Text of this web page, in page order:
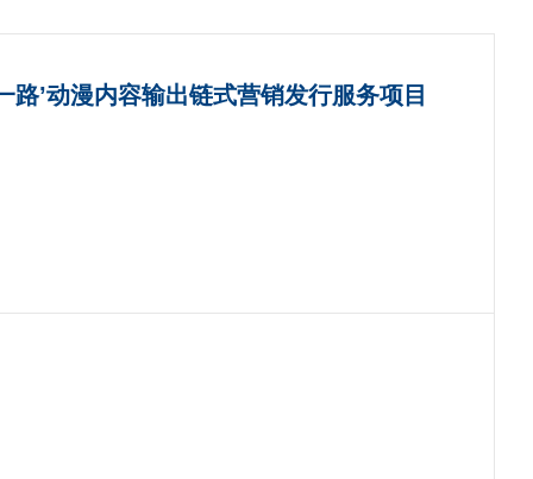
’动漫内容输出链式营销发行服务项目